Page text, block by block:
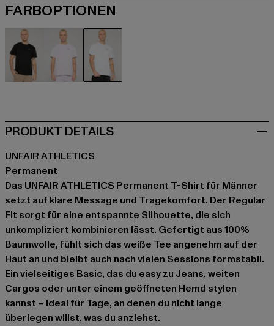
FARBOPTIONEN
PRODUKT DETAILS
UNFAIR ATHLETICS
Permanent
Das UNFAIR ATHLETICS Permanent T-Shirt für Männer
setzt auf klare Message und Tragekomfort. Der Regular
Fit sorgt für eine entspannte Silhouette, die sich
unkompliziert kombinieren lässt. Gefertigt aus 100%
Baumwolle, fühlt sich das weiße Tee angenehm auf der
Haut an und bleibt auch nach vielen Sessions formstabil.
Ein vielseitiges Basic, das du easy zu Jeans, weiten
Cargos oder unter einem geöffneten Hemd stylen
kannst – ideal für Tage, an denen du nicht lange
überlegen willst, was du anziehst.